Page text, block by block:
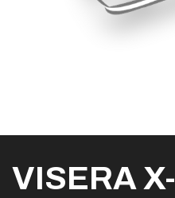
VISERA X-